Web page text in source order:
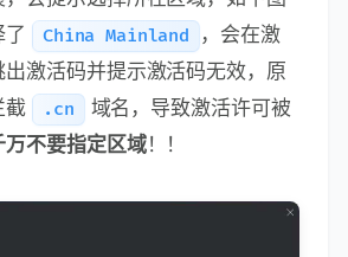
入指定激活码
桌面的 GoLand 快捷启动图
。注意，2024.2 之后的版
，会提示选择所在区域，如下图